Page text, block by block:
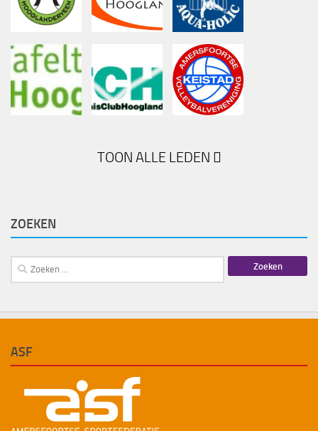
TOON ALLE LEDEN
ZOEKEN
Zoeken
naar:
ASF